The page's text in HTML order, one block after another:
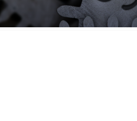
任 (CSR) 报